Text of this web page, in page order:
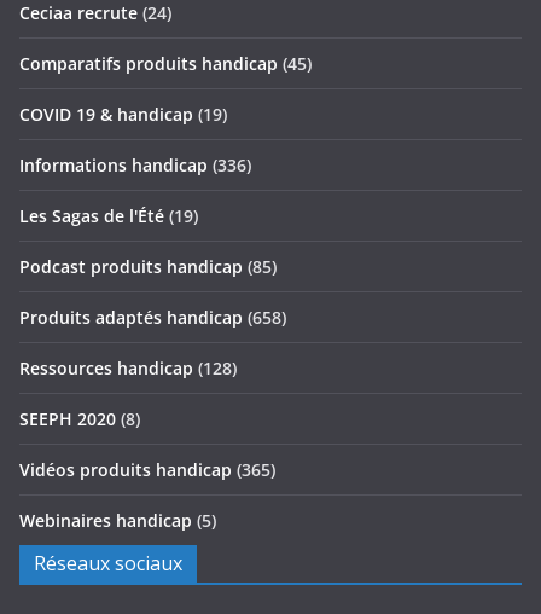
Ceciaa recrute (24)
Comparatifs produits handicap (45)
COVID 19 & handicap (19)
Informations handicap (336)
Les Sagas de l'Été (19)
Podcast produits handicap (85)
Produits adaptés handicap (658)
Ressources handicap (128)
SEEPH 2020 (8)
Vidéos produits handicap (365)
Webinaires handicap (5)
Réseaux sociaux